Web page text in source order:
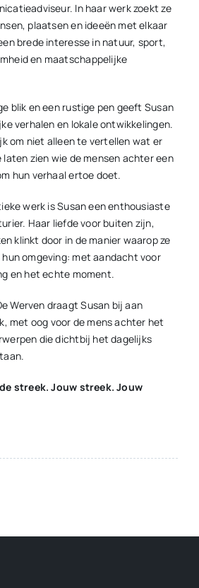
In haar werk zoekt ze
plaatsen en ideeën met elkaar
brede interesse in natuur, sport,
en maatschappelijke
blik en een rustige pen geeft Susan
verhalen en lokale ontwikkelingen.
om niet alleen te vertellen wat er
zien wie de mensen achter een
hun verhaal ertoe doet.
werk is Susan een enthousiaste
Haar liefde voor buiten zijn,
klinkt door in de manier waarop ze
omgeving: met aandacht voor
en het echte moment.
Werven draagt Susan bij aan
met oog voor de mens achter het
die dichtbij het dagelijks
streek. Jouw streek. Jouw